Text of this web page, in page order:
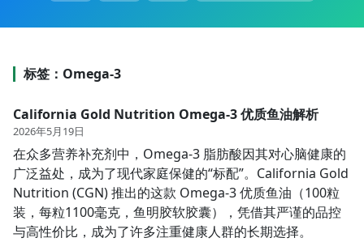
标签：Omega-3
California Gold Nutrition Omega-3 优质鱼油解析
2026年5月19日
在众多营养补充剂中，Omega-3 脂肪酸因其对心脑健康的
广泛益处，成为了现代家庭保健的“标配”。California Gold
Nutrition (CGN)​ 推出的这款 Omega-3 优质鱼油（100粒
装，每粒1100毫克，鱼明胶软胶囊），凭借其严谨的品控
与高性价比，成为了许多注重健康人群的长期选择。